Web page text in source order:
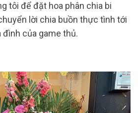
tôi để đặt hoa phân chia bi
lời chia buồn thực tình tới
của game thủ.